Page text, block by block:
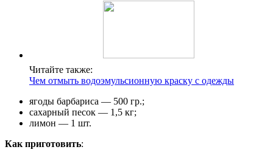
Читайте также:
Чем отмыть водоэмульсионную краску с одежды
ягоды барбариса — 500 гр.;
сахарный песок — 1,5 кг;
лимон — 1 шт.
Как приготовить: